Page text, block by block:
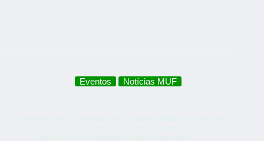
Eventos Notícias MUF